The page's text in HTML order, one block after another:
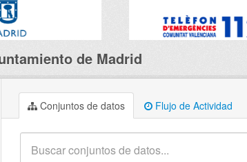
de Madrid
Conjuntos de datos Flujo de Actividad